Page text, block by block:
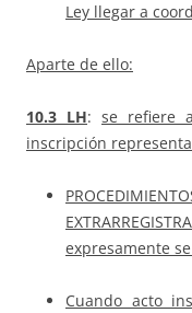
Ley llegar a
Aparte de ello:
10.3 LH: se refiere
inscripción
expresamente
Cuando acto